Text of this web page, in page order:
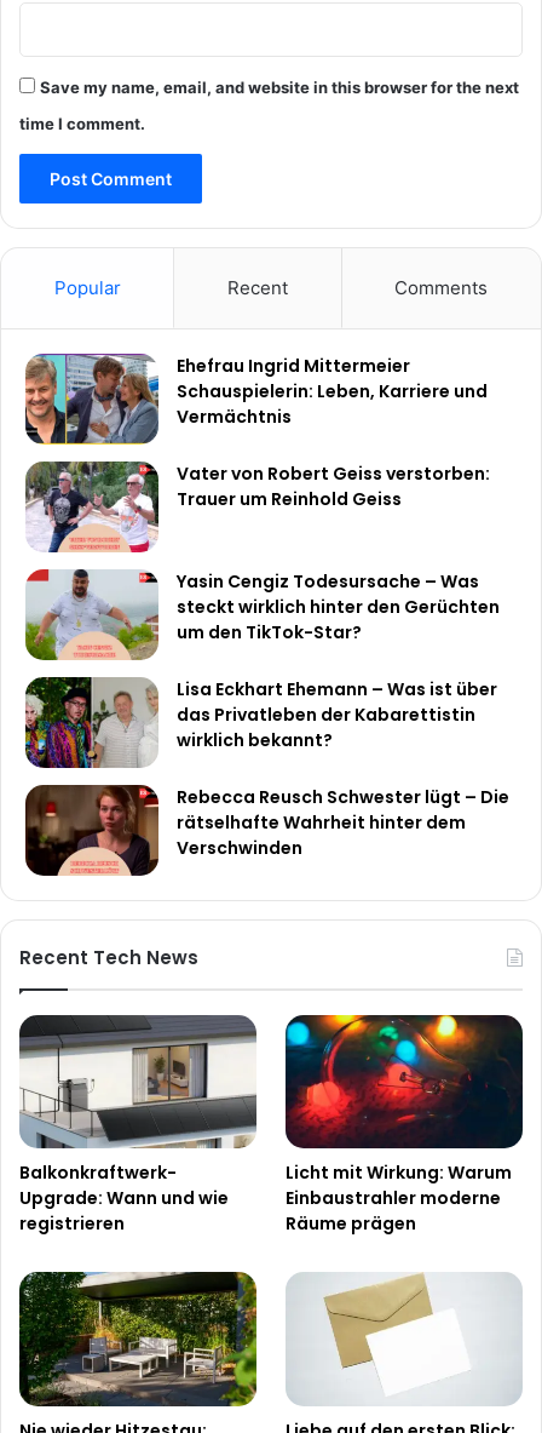
Save my name, email, and website in this browser for the next
time I comment.
Popular Recent Comments
Ehefrau Ingrid Mittermeier
Schauspielerin: Leben, Karriere und
Vermächtnis
Vater von Robert Geiss verstorben:
Trauer um Reinhold Geiss
Yasin Cengiz Todesursache – Was
steckt wirklich hinter den Gerüchten
um den TikTok-Star?
Lisa Eckhart Ehemann – Was ist über
das Privatleben der Kabarettistin
wirklich bekannt?
Rebecca Reusch Schwester lügt – Die
rätselhafte Wahrheit hinter dem
Verschwinden
Recent Tech News
Balkonkraftwerk-
Upgrade: Wann und wie
registrieren
Licht mit Wirkung: Warum
Einbaustrahler moderne
Räume prägen